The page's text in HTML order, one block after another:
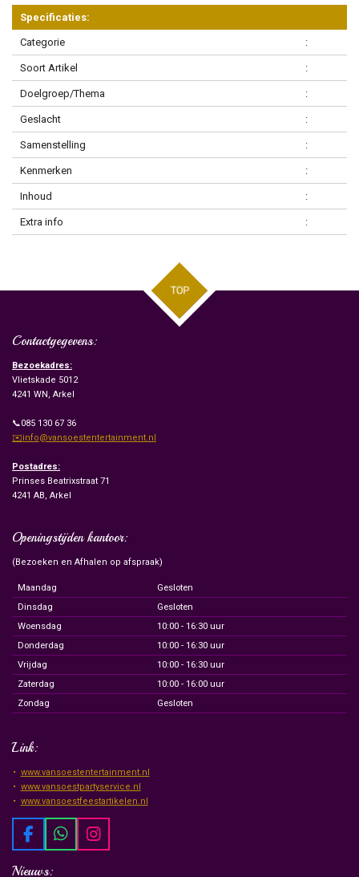
n
e
n
Specificaties:
Categorie :
Soort Artikel :
Doelgroep/Thema :
Geslacht :
Samenstelling :
Kenmerken :
Inhoud :
Extra info :
TOP
Contactgegevens:
Bezoekadres:
Vlietskade 5012
4241 WN, Arkel
📞085 130 67 36
✉️info@vansoestentertainment.nl
Postadres:
Prinses Beatrixstraat 71
4241 AB, Arkel
Openingstijden kantoor:
(Bezoeken en Afhalen op afspraak)
Maandag
Gesloten
Dinsdag
Gesloten
Woensdag
10:00 - 16:30 uur
Donderdag
10:00 - 16:30 uur
Vrijdag
10:00 - 16:30 uur
Zaterdag
10:00 - 16:00 uur
Zondag
Gesloten
Link:
www.vansoestentertainment.nl
www.vansoestpartyservice.nl
www.vansoestfeestartikelen.nl
F
a
c
W
h
I
n
Nieuws: